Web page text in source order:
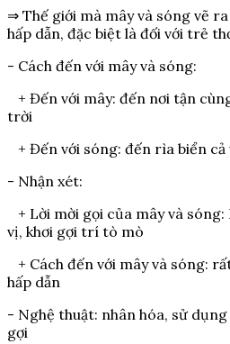
⇒ Thế giới mà mây và sóng vẽ
hấp dẫn, đặc biệt là đối với trẻ
- Cách đến với mây và sóng:
+ Đến với mây: đến nơi tận
trời
+ Đến với sóng: đến rìa biển
- Nhận xét:
+ Lời mời gọi của mây và
vị, khơi gợi trí tò mò
+ Cách đến với mây và sóng:
hấp dẫn
- Nghệ thuật: nhân hóa, sử
gợi